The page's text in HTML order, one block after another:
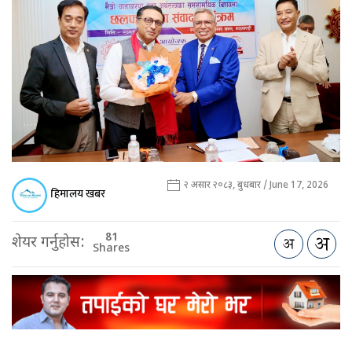
हिमालय खबर २ असार २०८३, बुधबार / June 17, 2026
शेयर गर्नुहोस: 81
Shares